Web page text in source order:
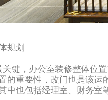
规划
键，办公室装修整体位
的重要性，改门也是该
中也包括经理室、财务室